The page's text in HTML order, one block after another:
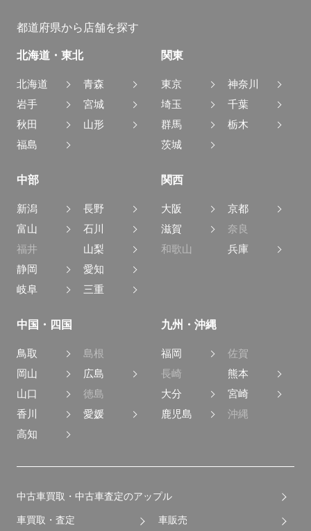
都道府県から店舗を探す
北海道・東北
北海道
青森
岩手
宮城
秋田
山形
福島
関東
東京
神奈川
埼玉
千葉
群馬
栃木
茨城
中部
新潟
長野
富山
石川
福井
山梨
静岡
愛知
岐阜
三重
関西
大阪
京都
滋賀
奈良
和歌山
兵庫
中国・四国
鳥取
島根
岡山
広島
山口
徳島
香川
愛媛
高知
九州・沖縄
福岡
佐賀
長崎
熊本
大分
宮崎
鹿児島
沖縄
中古車買取・中古車査定のアップル
車買取・査定 車販売